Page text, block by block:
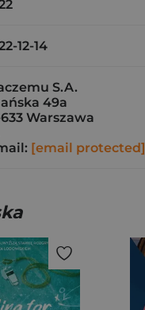
12-14
S.A.
49a
Warszawa
[email protected]